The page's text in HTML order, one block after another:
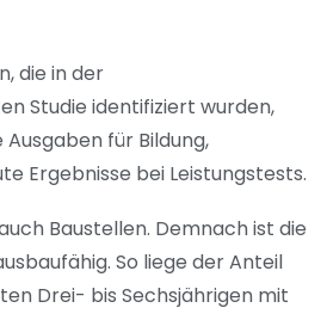
die in der
Studie identifiziert wurden,
für Bildung,
Ergebnisse bei Leistungstests.
Baustellen. Demnach ist die
So liege der Anteil
Drei- bis Sechsjährigen mit